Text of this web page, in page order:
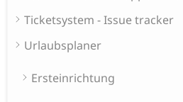
Ticketsystem - Issue tracker
Urlaubsplaner
Ersteinrichtung